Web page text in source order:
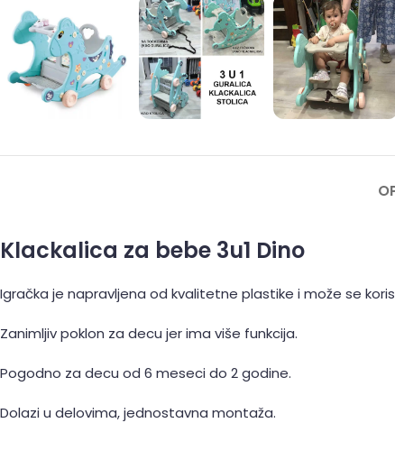
Klackalica za bebe 3u1 Dino
Igračka je napravljena od kvalitetne plastike i može se
Zanimljiv poklon za decu jer ima više funkcija.
Pogodno za decu od 6 meseci do 2 godine.
Dolazi u delovima, jednostavna montaža.